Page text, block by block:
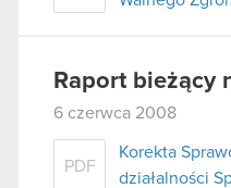
Raport bieżący
6 czerwca 2008
PDF
Korekta
działalności